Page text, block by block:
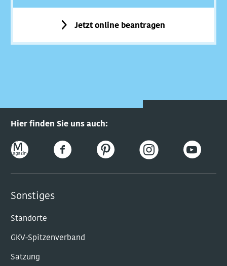
Jetzt online beantragen
Hier finden Sie uns auch:
Sonstiges
Standorte
GKV-Spitzenverband
Satzung